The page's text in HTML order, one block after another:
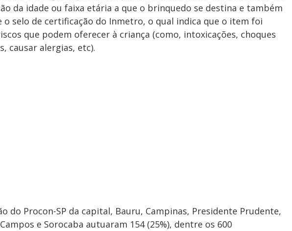
da idade ou faixa etária a que o brinquedo se destina e também
o selo de certificação do Inmetro, o qual indica que o item foi
que podem oferecer à criança (como, intoxicações, choques
causar alergias, etc).
do Procon-SP da capital, Bauru, Campinas, Presidente Prudente,
e Sorocaba autuaram 154 (25%), dentre os 600